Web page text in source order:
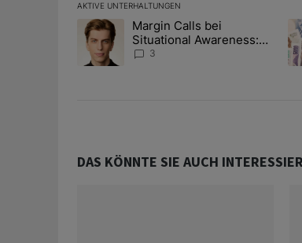
AKTIVE UNTERHALTUNGEN
Das Folgende ist eine Liste der am
Ein Trendartikel mit dem Titel "Margin
Margin Calls bei
Situational Awareness:
Alles über den Retter-
3
DAS KÖNNTE SIE AUCH